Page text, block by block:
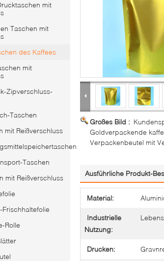
mit
Taschen mit
des Kaffees
mit
Zipverschluss-
Taschen
mit Reißverschluss
Taschen
mit Reißverschluss
Rolle
Großes Bild :
Goldverpackende
Verpackenbeutel mit
Ausführliche Produkt-
Material:
Industrielle
Nutzung:
Drucken: